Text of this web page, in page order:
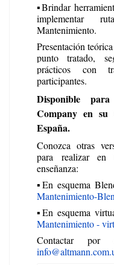
▪️Brindar
implementar
Mantenimiento.
Presentación
punto tratado,
prácticos con
participantes.
Disponible
Company en su
España.
Conozca otras
para realizar en
enseñanza:
▪️En esquema
Mantenimiento-
▪️En esquema
Mantenimiento -
Contactar por